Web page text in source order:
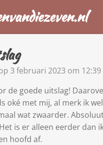
3 februari 2023 om 12:39
de goede uitslag!
oké met mij, al merk ik
wat zwaarder.
is er alleen eerder dan
hoofd af.